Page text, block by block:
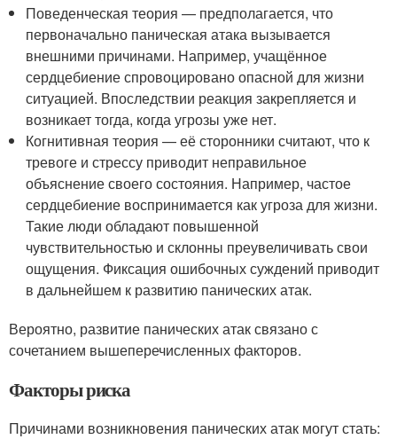
Поведенческая теория — предполагается, что
первоначально паническая атака вызывается
внешними причинами. Например, учащённое
сердцебиение спровоцировано опасной для жизни
ситуацией. Впоследствии реакция закрепляется и
возникает тогда, когда угрозы уже нет.
Когнитивная теория — её сторонники считают, что к
тревоге и стрессу приводит неправильное
объяснение своего состояния. Например, частое
сердцебиение воспринимается как угроза для жизни.
Такие люди обладают повышенной
чувствительностью и склонны преувеличивать свои
ощущения. Фиксация ошибочных суждений приводит
в дальнейшем к развитию панических атак.
Вероятно, развитие панических атак связано с
сочетанием вышеперечисленных факторов.
Факторы риска
Причинами возникновения панических атак могут стать: